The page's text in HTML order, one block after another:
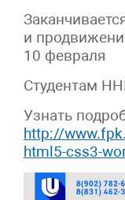
и
10 февраля
Студентам
Узнать
http://
html5-css3-